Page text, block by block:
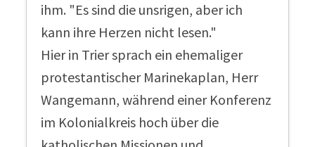
ihm. "Es sind die unsrigen, aber ich
kann ihre Herzen nicht lesen."
Hier in Trier sprach ein ehemaliger
protestantischer Marinekaplan, Herr
Wangemann, während einer Konferenz
im Kolonialkreis hoch über die